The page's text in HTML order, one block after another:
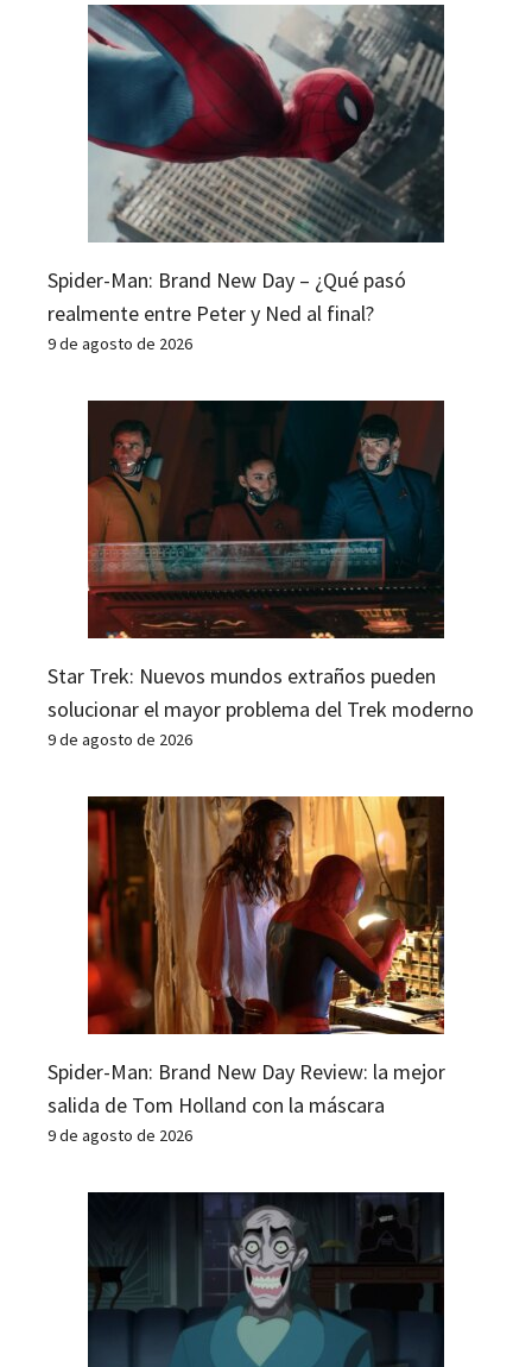
Spider-Man: Brand New Day – ¿Qué pasó
realmente entre Peter y Ned al final?
9 de agosto de 2026
Star Trek: Nuevos mundos extraños pueden
solucionar el mayor problema del Trek moderno
9 de agosto de 2026
Spider-Man: Brand New Day Review: la mejor
salida de Tom Holland con la máscara
9 de agosto de 2026